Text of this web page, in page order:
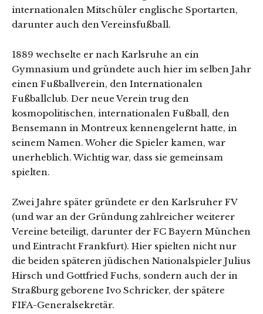
internationalen Mitschüler englische Sportarten,
darunter auch den Vereinsfußball.
1889 wechselte er nach Karlsruhe an ein
Gymnasium und gründete auch hier im selben Jahr
einen Fußballverein, den Internationalen
Fußballclub. Der neue Verein trug den
kosmopolitischen, internationalen Fußball, den
Bensemann in Montreux kennengelernt hatte, in
seinem Namen. Woher die Spieler kamen, war
unerheblich. Wichtig war, dass sie gemeinsam
spielten.
Zwei Jahre später gründete er den Karlsruher FV
(und war an der Gründung zahlreicher weiterer
Vereine beteiligt, darunter der FC Bayern München
und Eintracht Frankfurt). Hier spielten nicht nur
die beiden späteren jüdischen Nationalspieler Julius
Hirsch und Gottfried Fuchs, sondern auch der in
Straßburg geborene Ivo Schricker, der spätere
FIFA-Generalsekretär.